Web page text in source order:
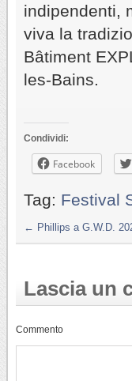
indipendenti,
viva la
Bâtiment
les-Bains.
Condividi:
Facebook
Tag: Festival
← Phillips a G.W.D.
Lascia un
Commento